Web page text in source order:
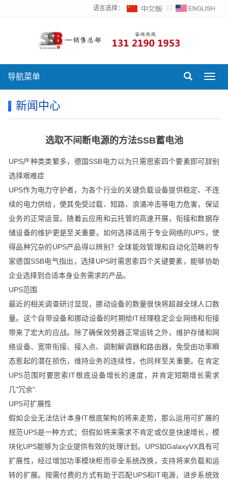
语言选择： ∷
导航菜单
新闻中心
选取不间断电源的方法SSB蓄电池
UPS产种类类繁多，德国SSB电力以为只需思索四个要素即可辞别
选择艰难症
UPS作为电力守护者，为各个行业的关键负载设备提供稳定、不连
续的电力供给，使其免受过载、短路、浪涌冲击等电力危害，保证
业务的正常运营。随着云应用和云托管的高速开展，衔接和数据存
储设备的维护更是至关重要。如何选择适用于专业网络的UPS，使
得品种冗杂的UPS产品得以辨别？全球能效管理和自动化范畴的专
家德国SSB电气指出，选择UPS时需思索四个关键要素，能够协助
企业选择到合适本身业务需求的产品。
UPS范围
最近的相关调查研讨显现，挪动设备的数量很快将超越全球人口数
量。这个自带设备和挪动设备的时期给IT经理稳定企业网络和衔接
带来了宏大的应战。除了确保效劳器正常运转之外，维护存储和网
络设备、宽带衔接、接入点、调制解调器和路由器，免受由功率瞬
态惹起的潜在损伤，维持业务的连续性，也同样至关重要。在肯定
UPS范围时要思索IT根底设备增长的速度，并肯定短期增长需求
几"冗余".
UPS可扩展性
假如企业无法估计本身IT根底架构的将来走势，那么运用可扩展的
规范UPS是一种方式；但假如将来需求不肯定或仅是快速增长，模
块化UPS能够为企业提供有效的处理计划。UPS如GalaxyVX具有可
扩展性，经过增加功率模块柜而非全系统改换，支持将来负载和运
转的扩展。按需付费的方式有助于匹配UPS和IT电源，进步系统效